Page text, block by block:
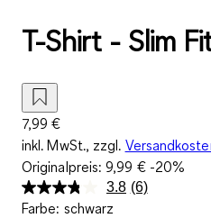
T-Shirt - Slim
7,99 €
inkl. MwSt., zzgl.
Originalpreis:9,99 €-20%
3.8 6
(6)
Farbe: schwarz